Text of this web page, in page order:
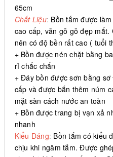
65cm
Chất Liệu: Bồn tắm được
cao cấp, vẫn gỗ gỗ đẹp
nên có độ bền rất cao ( tuổi
+ Bồn được nén chặt bằng
rỉ chắc chắn
+ Đáy bồn được sơn bằng
cấp và được bắn thêm núm
mặt sàn cách nước an toàn
+ Bồn được trang bị vạn xả
nhanh
Kiểu Dáng: Bồn tắm có kiểu
chịu khi ngâm tắm. Được